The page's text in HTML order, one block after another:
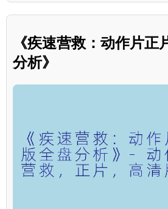
《疾速营救：动作片正
分析》